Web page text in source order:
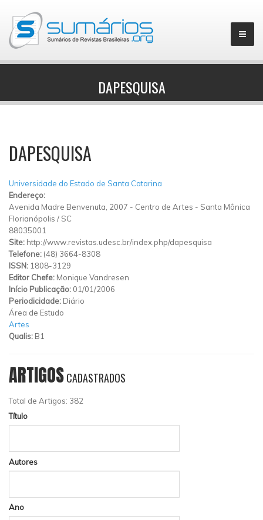
▼
DAPESQUISA
DAPESQUISA
Universidade do Estado de Santa Catarina
Endereço:
Avenida Madre Benvenuta, 2007 - Centro de Artes - Santa Mônica
Florianópolis / SC
88035001
Site: http://www.revistas.udesc.br/index.php/dapesquisa
Telefone: (48) 3664-8308
ISSN: 1808-3129
Editor Chefe: Monique Vandresen
Início Publicação: 01/01/2006
Periodicidade: Diário
Área de Estudo
Artes
Qualis: B1
ARTIGOSCADASTRADOS
Total de Artigos: 382
Título
Autores
Ano